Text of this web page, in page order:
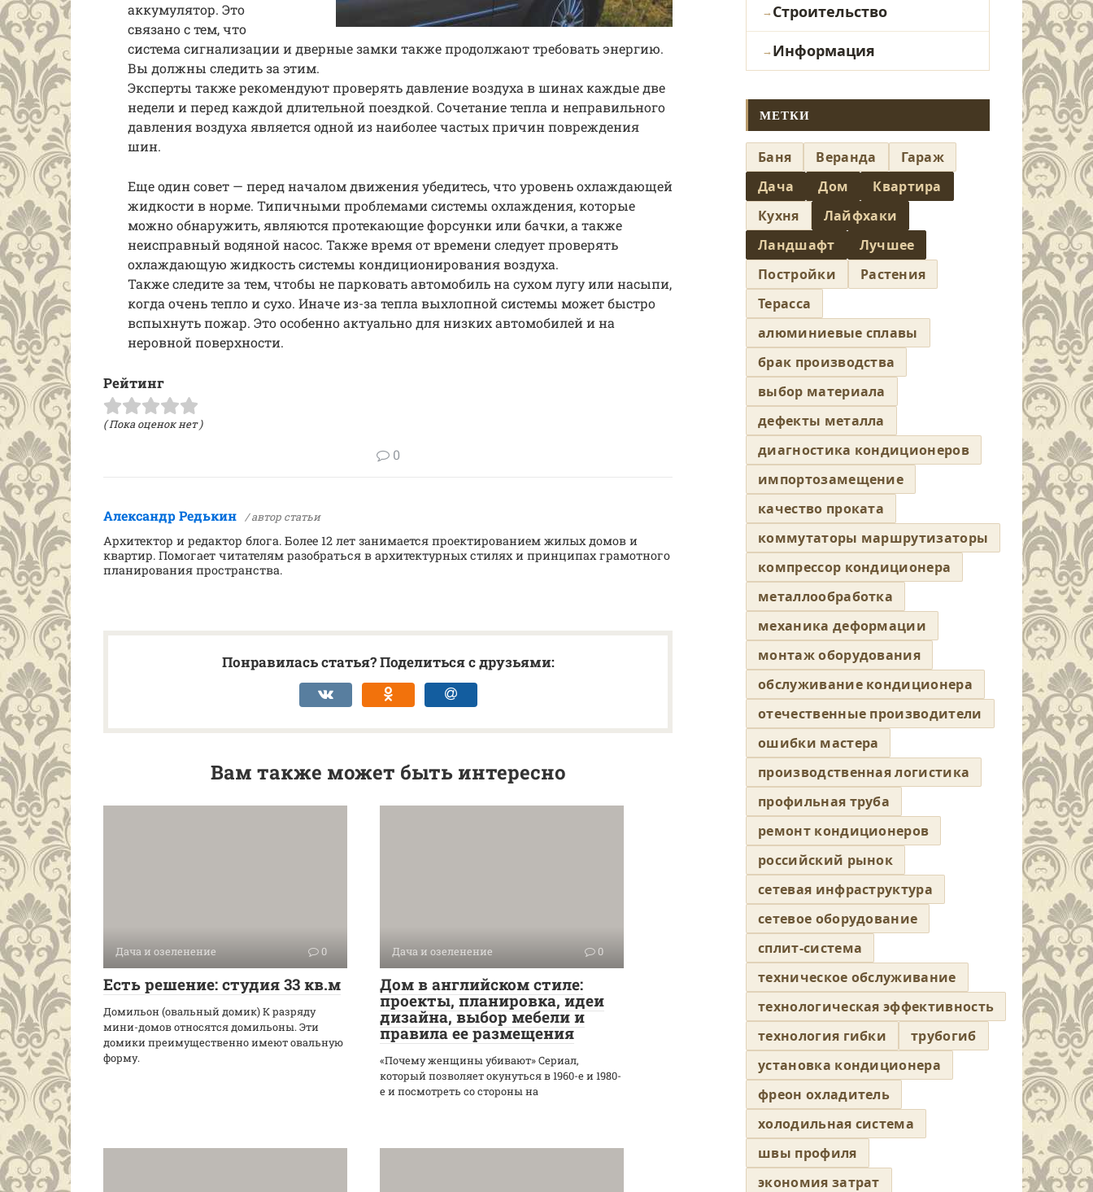
аккумулятор. Это
связано с тем, что
система сигнализации и дверные замки также продолжают требовать энергию.
Вы должны следить за этим.
Эксперты также рекомендуют проверять давление воздуха в шинах каждые две
недели и перед каждой длительной поездкой. Сочетание тепла и неправильного
давления воздуха является одной из наиболее частых причин повреждения
шин.
Еще один совет — перед началом движения убедитесь, что уровень охлаждающей
жидкости в норме. Типичными проблемами системы охлаждения, которые
можно обнаружить, являются протекающие форсунки или бачки, а также
неисправный водяной насос. Также время от времени следует проверять
охлаждающую жидкость системы кондиционирования воздуха.
Также следите за тем, чтобы не парковать автомобиль на сухом лугу или насыпи,
когда очень тепло и сухо. Иначе из-за тепла выхлопной системы может быстро
вспыхнуть пожар. Это особенно актуально для низких автомобилей и на
неровной поверхности.
Рейтинг
( Пока оценок нет )
0
Александр Редькин / автор статьи
Архитектор и редактор блога. Более 12 лет занимается проектированием жилых домов и
квартир. Помогает читателям разобраться в архитектурных стилях и принципах грамотного
планирования пространства.
Понравилась статья? Поделиться с друзьями:
Вам также может быть интересно
Дача и озеленение 0
Есть решение: студия 33 кв.м
Домильон (овальный домик) К разряду
мини-домов относятся домильоны. Эти
домики преимущественно имеют овальную
форму.
Дача и озеленение 0
Дом в английском стиле:
проекты, планировка, идеи
дизайна, выбор мебели и
правила ее размещения
«Почему женщины убивают» Сериал,
который позволяет окунуться в 1960-е и 1980-
е и посмотреть со стороны на
Строительство
Информация
МЕТКИ
Баня Веранда
Гараж
Дача
Дом
Квартира
Кухня
Лайфхаки
Ландшафт
Лучшее
Постройки
Растения
Терасса
алюминиевые сплавы
брак производства
выбор материала
дефекты металла
диагностика кондиционеров
импортозамещение
качество проката
коммутаторы маршрутизаторы
компрессор кондиционера
металлообработка
механика деформации
монтаж оборудования
обслуживание кондиционера
отечественные производители
ошибки мастера
производственная логистика
профильная труба
ремонт кондиционеров
российский рынок
сетевая инфраструктура
сетевое оборудование
сплит-система
техническое обслуживание
технологическая эффективность
технология гибки
трубогиб
установка кондиционера
фреон охладитель
холодильная система
швы профиля
экономия затрат